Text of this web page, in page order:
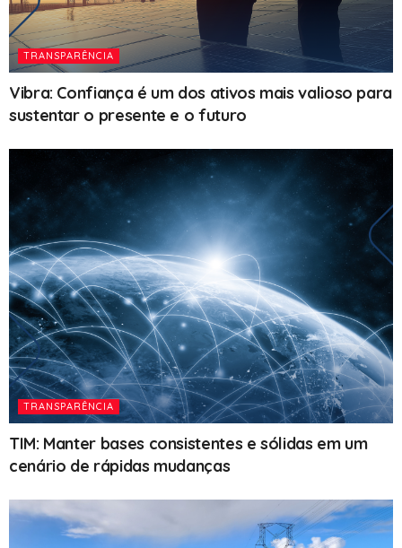
TRANSPARÊNCIA
Vibra: Confiança é um dos ativos mais valioso para
sustentar o presente e o futuro
TRANSPARÊNCIA
TIM: Manter bases consistentes e sólidas em um
cenário de rápidas mudanças